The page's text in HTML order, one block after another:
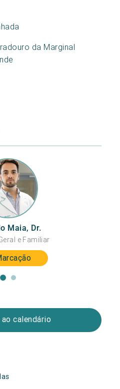
da Marginal
Maia, Dr.
e Familiar
calendário